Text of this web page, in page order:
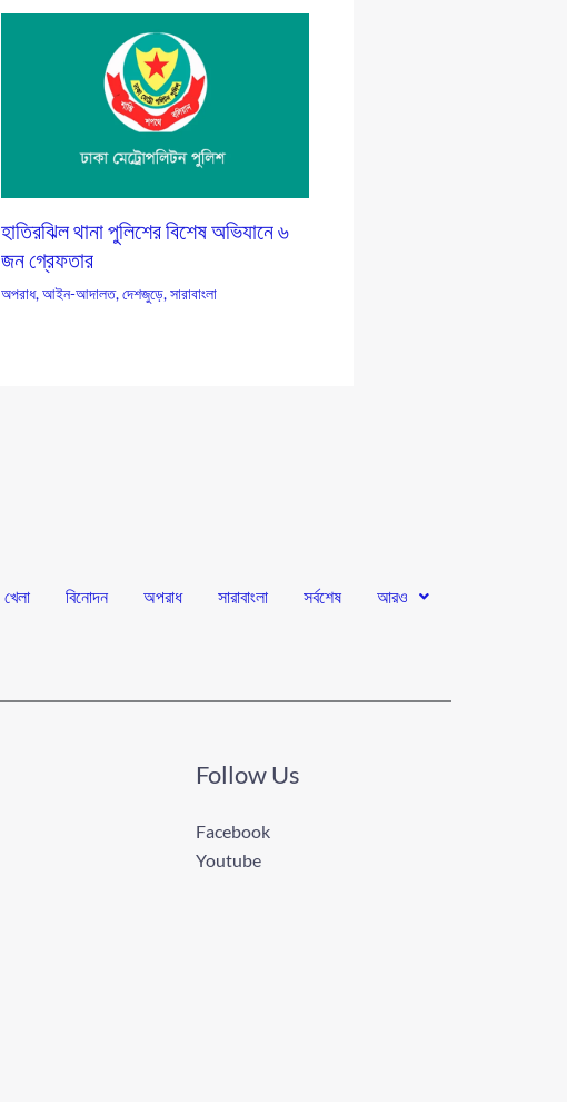
হাতিরঝিল থানা পুলিশের বিশেষ অভিযানে ৬
জন গ্রেফতার
অপরাধ,আইন-আদালত,দেশজুড়ে,সারাবাংলা
খেলা বিনোদন অপরাধ সারাবাংলা সর্বশেষ আরও
Follow Us
Facebook
Youtube